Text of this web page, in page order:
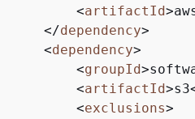
<artifactId>
</dependency>
<dependency>
<groupId>
<artifactId>s3
<exclusions>